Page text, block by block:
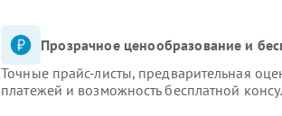
Прозрачное ценообразование и
Точные прайс-листы, предварительная
платежей и возможность бесплатной